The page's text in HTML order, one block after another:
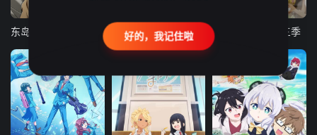
古诺希亚 致不灭的你 第三季
好的，我记住啦